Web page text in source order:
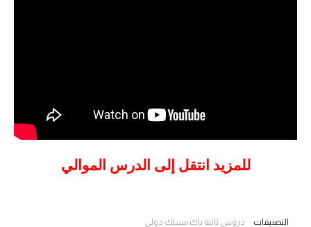
للمزيد انتقل إلى الدرس الموالي
التصنيفات دروس ثانية باك مسلك دولي